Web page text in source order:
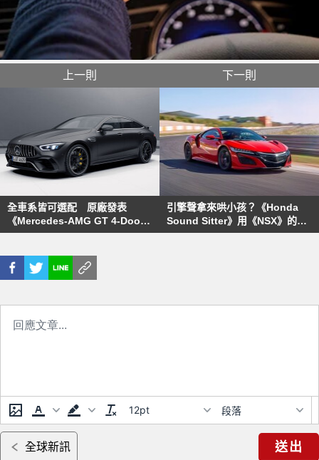
上一則
全車系皆可選配 原廠發表
《Mercedes-AMG GT 4-Door
Coupe》專用空力套件
下一則
引擎聲拿來哄小孩？《Honda
Sound Sitter》用《NSX》的聲
浪打破你的刻板印象
12pt 段落
全球新訊 送出